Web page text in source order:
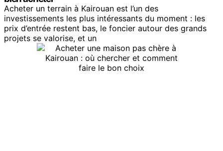
Acheter un terrain à Kairouan est l’un des
investissements les plus intéressants du moment : les
prix d’entrée restent bas, le foncier autour des grands
projets se valorise, et un